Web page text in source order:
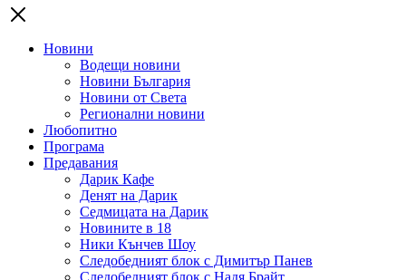
Новини
Водещи новини
Новини България
Новини от Света
Регионални новини
Любопитно
Програма
Предавания
Дарик Кафе
Денят на Дарик
Седмицата на Дарик
Новините в 18
Ники Кънчев Шоу
Следобедният блок с Димитър Панев
Следобедният блок с Надя Брайт